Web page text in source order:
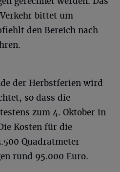
bittet um
den Bereich nach
der Herbstferien wird
so dass die
zum 4. Oktober in
Kosten für die
Quadratmeter
rund 95.000 Euro.